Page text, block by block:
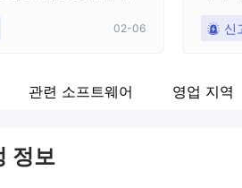
설정하지 못하도록 합니
매 실행을 2-5분 지연시
않은 손절매에서 강제
보내 challenge.On을(를)
권장합니다. 2.6일에 저
02-06
신
관련 소프트웨어 영업 지역
정보